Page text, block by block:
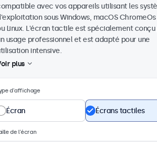
avec vos appareils utilisant les
sous Windows, macOS ChromeOs
Linux. L'écran tactile est spécialement conçu
usage professionnel et est adapté pour une
intensive.
plus
d'affichage
Écran Écrans tactiles
de l'écran